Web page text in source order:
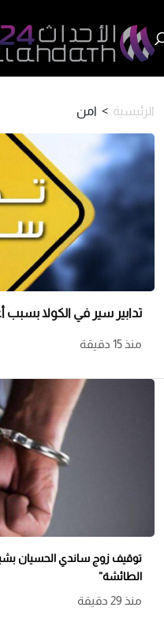
الرئيسية > امن
تدابير سير في الكولا بسبب
منذ 15 دقيقة
توقيف زوج ساندي الحسيان
الطائشة”
منذ 29 دقيقة